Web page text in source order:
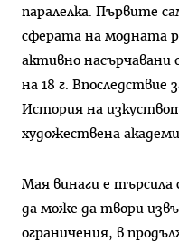
паралелка. Първите
сферата на модната
активно насърчавани
на 18 г.
История на
художествена
Мая винаги е търсила
да може да твори
ограничения, в